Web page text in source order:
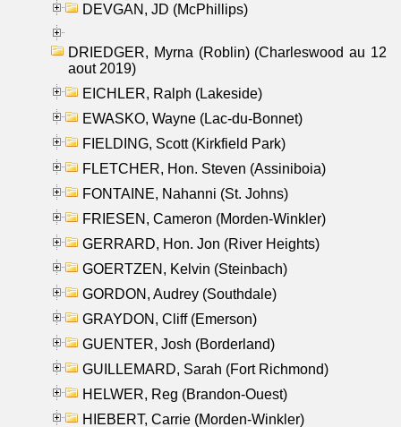
DEVGAN, JD (McPhillips)
DRIEDGER, Myrna (Roblin) (Charleswood au 12
aout 2019)
EICHLER, Ralph (Lakeside)
EWASKO, Wayne (Lac-du-Bonnet)
FIELDING, Scott (Kirkfield Park)
FLETCHER, Hon. Steven (Assiniboia)
FONTAINE, Nahanni (St. Johns)
FRIESEN, Cameron (Morden-Winkler)
GERRARD, Hon. Jon (River Heights)
GOERTZEN, Kelvin (Steinbach)
GORDON, Audrey (Southdale)
GRAYDON, Cliff (Emerson)
GUENTER, Josh (Borderland)
GUILLEMARD, Sarah (Fort Richmond)
HELWER, Reg (Brandon-Ouest)
HIEBERT, Carrie (Morden-Winkler)